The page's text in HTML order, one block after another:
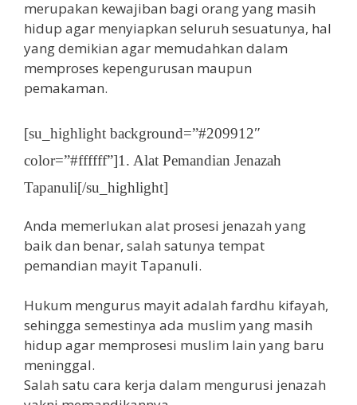
merupakan kewajiban bagi orang yang masih
hidup agar menyiapkan seluruh sesuatunya, hal
yang demikian agar memudahkan dalam
memproses kepengurusan maupun
pemakaman.
[su_highlight background=”#209912″
color=”#ffffff”]1. Alat Pemandian Jenazah
Tapanuli[/su_highlight]
Anda memerlukan alat prosesi jenazah yang
baik dan benar, salah satunya tempat
pemandian mayit Tapanuli.
Hukum mengurus mayit adalah fardhu kifayah,
sehingga semestinya ada muslim yang masih
hidup agar memprosesi muslim lain yang baru
meninggal.
Salah satu cara kerja dalam mengurusi jenazah